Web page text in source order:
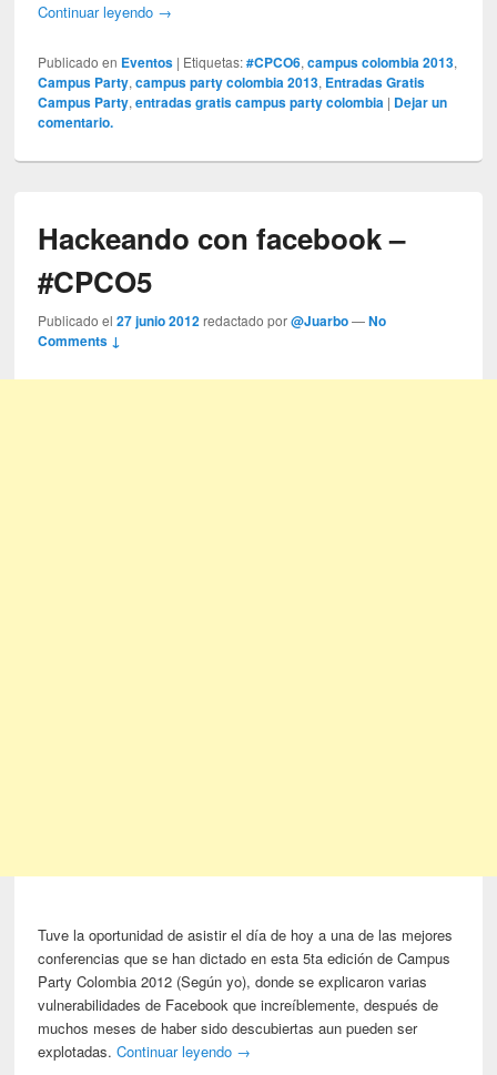
Continuar leyendo →
Publicado en Eventos | Etiquetas: #CPCO6,campus colombia 2013,
Campus Party,campus party colombia 2013, Entradas Gratis
Campus Party,entradas gratis campus party colombia | Dejar un
comentario.
Hackeando con facebook –
#CPCO5
Publicado el27 junio 2012 redactado por@Juarbo —No
Comments ↓
Tuve la oportunidad de asistir el día de hoy a una de las mejores
conferencias que se han dictado en esta 5ta edición de Campus
Party Colombia 2012 (Según yo), donde se explicaron varias
vulnerabilidades de Facebook que increíblemente, después de
muchos meses de haber sido descubiertas aun pueden ser
explotadas.Continuar leyendo →